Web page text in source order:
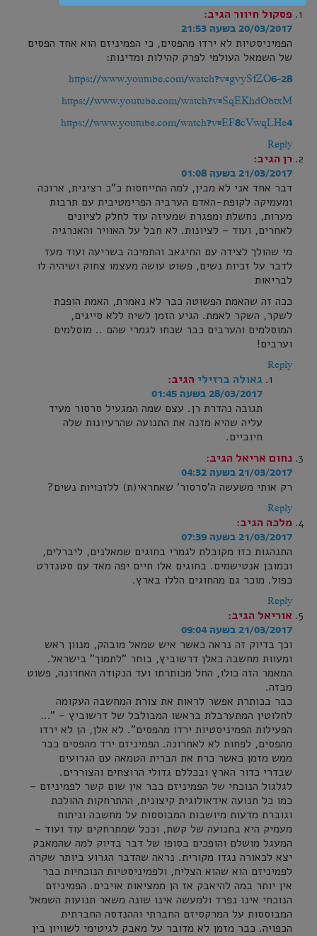
פסקול חיוור הגיב:
20/03/2017 בשעה 21:53
הפמיניסטיות לא ירדו מהפסים, כי הפמיניזם הוא אחד הפסים
של השמאל העולמי לפרק קהילות ומדינות:
https://www.youtube.com/watch?v=gvySfZO6-28
https://www.youtube.com/watch?v=SqEKhdObtxM
https://www.youtube.com/watch?v=EF8cVwqLHe4
Reply
רן הגיב:
21/03/2017 בשעה 01:08
דבר אחד אני לא מבין, למה התייחסות כ"כ רצינית, ארוכה
ומעמיקה לקופת-האדם הערביה הפרימטיבית עם תרבות
מערות, נחשלת ומפגרת שמעיזה עוד לחלק לציונים
לאחרים, ועוד – לציונות. לא חבל על האוויר והאנרגיה
מי שהולך לצידה עם החיגאב והתמיכה בשריעה ועוד מעז
לדבר על זכיות נשים, פשוט עושה מעצמו צחוק ושיהיה לו
לבריאות
ככה זה שהאמת הפשוטה כבר לא נאמרת, האמת הופכת
לשקר, השקר לאמת. הגיע הזמן לשיח ללא סייגים,
המוסלמים והערבים כבר שכחו לגמרי שהם .. מוסלמים
וערבים!
Reply
גאולה ברזילי הגיב:
28/03/2017 בשעה 01:45
תגובה נהדרת רן. עצם שמה המגעיל סרסור מעיד
עליה שהיא מזנה את התנועה שהרעיונות שלה
חיוביים.
נחום אריאל הגיב:
21/03/2017 בשעה 04:32
רק אותי משעשה ה'סרסור' שאחראי(ת) ללזכויות נשים?
Reply
מלכה הגיב:
21/03/2017 בשעה 07:39
התנהגות כזו מקובלת לגמרי בחוגים שמאלנים, ליברלים,
וכמובן אנטישמים. בחוגים אלו חיים יפה מאד עם סטנדרט
כפול. מוכר גם מהחוגים הללו בארץ.
Reply
אוריאל הגיב:
21/03/2017 בשעה 09:04
וכך בדיוק זה נראה כאשר איש שמאל מובהק, מנוון ראש
ומעוות מחשבה כאלן דרשוביץ, בוחר "לתמוך" בישראל.
המאמר הזה כולו, החל מכותרתו ועד הנקודה האחרונה, פשוט
מבזה.
כבר בכותרת אפשר לראות את צורת המחשבה העקומה
לחלוטין המתערבלת בראשו המבולבל של דרשוביץ – "…
הפעילות הפמיניסטיות ירדו מהפסים". לא אלן, הן לא ירדו
מהפסים, לפחות לא לאחרונה. הפמיניזם ירד מהפסים כבר
ממש מזמן כאשר כרת את הברית הטמאה עם הגרועים
שבדרי כדור הארץ ובכללם גדולי הרוצחים והצוררים.
לגלגול הנוכחי של הפמיניזם כבר אין שום קשר לפמיניזם –
כמו כל תנועה אידאולוגית קיצונית, ההתרחקות ההולכת
וגוברת מדעות מיושבות המבוססות על מחשבה וניתוח
מעמיק היא בתנועה של קשת, וככל שמתרחקים עוד ועוד –
המעגל מושלם והופכים בסופו של דבר בדיוק למה שהמאבק
יצא לכאורה נגדו מקורית. נראה שהדבר הגרוע ביותר שקרה
לפמיניזם הוא שהוא הצליח, ולפמיניסטיות הנוכחיות כבר
אין יותר במה להיאבק אז הן ממציאות אויבים. הפמיניזם
הנוכחי אינו נפרד ולמעשה אינו שונה משאר תנועות השמאל
המבוססות על המרקסיזם החברתי וההנדסה החברתית
הכפויה. כבר מזמן לא מדובר על מאבק לגיטימי לשוויון בין